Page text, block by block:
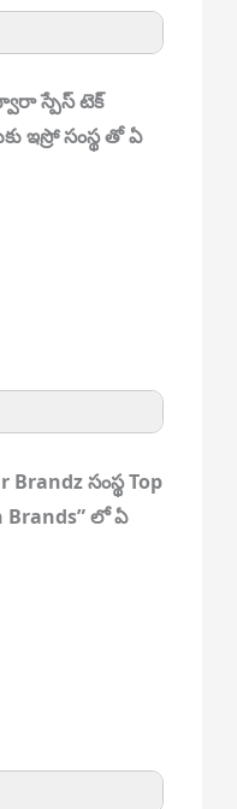
స్పేస్ టెక్
ఇస్రో సంస్థ తో ఏ
సంస్థ Top
Brands” లో ఏ